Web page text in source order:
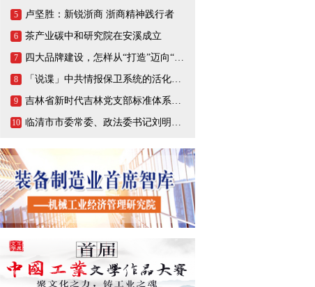
5 卢坚胜：新锐浙商 浙商精神践行者
6 茶产业碳中和研究院在安溪成立
7 四大品牌建设，怎样从“打造”迈向“打响”
8 「说谍」中共情报保卫系统的活化石，一生战斗在情报战线的陈养山
9 吉林省新时代吉林党支部标准体系（BTX）建设把基层党支部打造成坚强的战斗堡垒
10 临清市市委常委、政法委书记刘明峰领导一行莅临连城智造小镇·烟店轴承产业园调研指导